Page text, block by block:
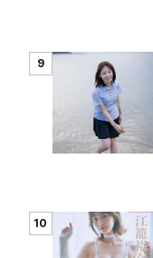
9
10